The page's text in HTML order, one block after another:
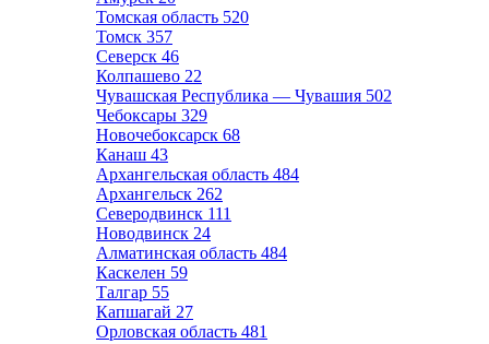
Томская область 520
Томск 357
Северск 46
Колпашево 22
Чувашская Республика — Чувашия 502
Чебоксары 329
Новочебоксарск 68
Канаш 43
Архангельская область 484
Архангельск 262
Северодвинск 111
Новодвинск 24
Алматинская область 484
Каскелен 59
Талгар 55
Капшагай 27
Орловская область 481